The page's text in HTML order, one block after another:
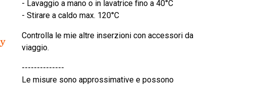
- Lavaggio a mano o in lavatrice fino a 40°C
- Stirare a caldo max. 120°C
Controlla le mie altre inserzioni con accessori da
viaggio.
--------------
Le misure sono approssimative e possono